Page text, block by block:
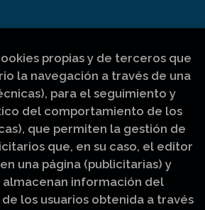
propias y de terceros que
la navegación a través de una
para el seguimiento y
del comportamiento de los
que permiten la gestión de
que, en su caso, el editor
una página (publicitarias) y
almacenan información del
los usuarios obtenida a través